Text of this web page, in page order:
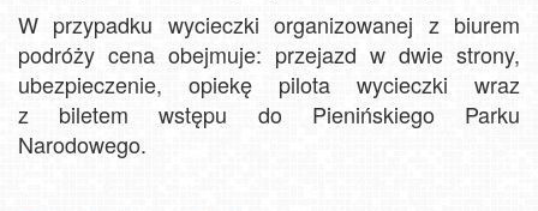
W przypadku wycieczki organizowanej z biurem
podróży cena obejmuje: przejazd w dwie strony,
ubezpieczenie, opiekę pilota wycieczki wraz
z biletem wstępu do Pienińskiego Parku
Narodowego.